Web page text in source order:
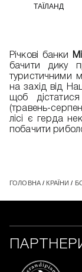
ТАЇЛАНД
Річкові банки
бачити дику
туристичними
на захід від
щоб
(травень-
лісі є герда
побачити
ГОЛОВНА/ КРАЇНИ /